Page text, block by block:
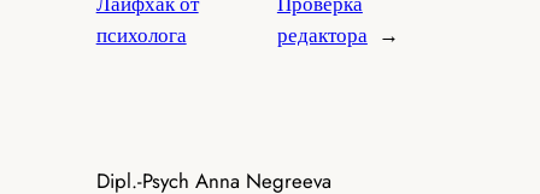
психолога
редактора
→
Dipl.-Psych Anna Negreeva